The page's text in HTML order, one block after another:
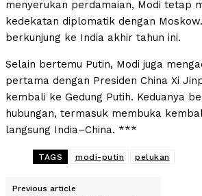
menyerukan perdamaian, Modi tetap
kedekatan diplomatik dengan
berkunjung ke India akhir tahun ini.
Selain bertemu Putin, Modi juga
pertama dengan Presiden China Xi
kembali ke Gedung Putih. Keduanya
hubungan, termasuk membuka
langsung India–China. ***
TAGS modi-putin pelukan
Previous article